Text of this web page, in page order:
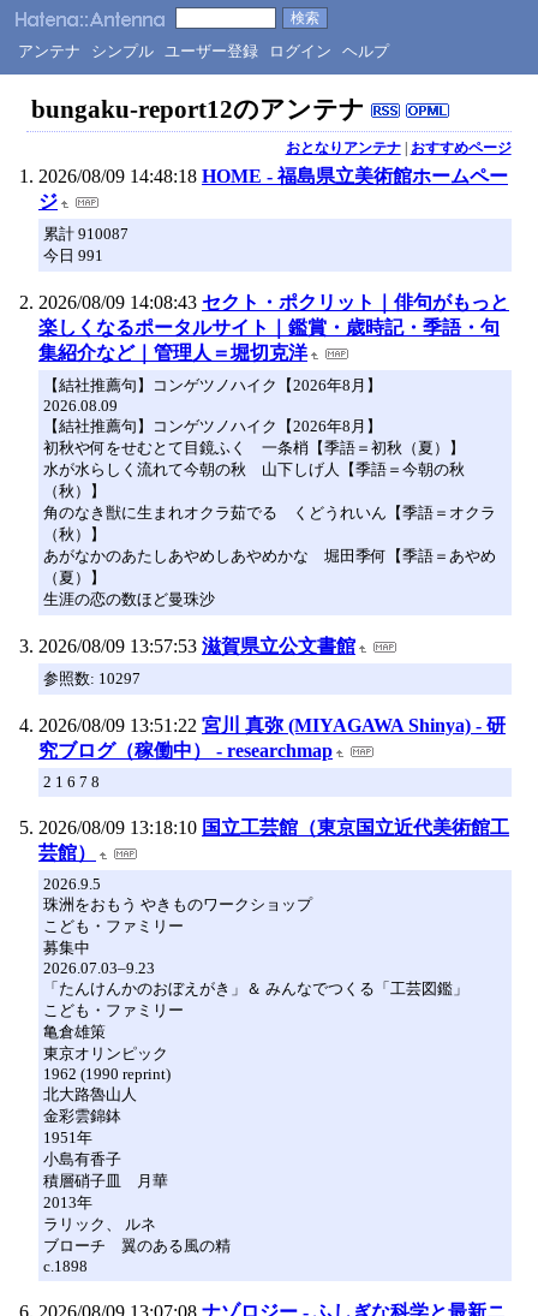
アンテナ シンプル ユーザー登録 ログイン ヘルプ
bungaku-report12のアンテナ
おとなりアンテナ| おすすめページ
2026/08/09 14:48:18 HOME - 福島県立美術館ホームペー
ジ
累計 910087
今日 991
2026/08/09 14:08:43 セクト・ポクリット｜俳句がもっと
楽しくなるポータルサイト｜鑑賞・歳時記・季語・句
集紹介など｜管理人＝堀切克洋
【結社推薦句】コンゲツノハイク【2026年8月】
2026.08.09
【結社推薦句】コンゲツノハイク【2026年8月】
初秋や何をせむとて目鏡ふく 一条梢【季語＝初秋（夏）】
水が水らしく流れて今朝の秋 山下しげ人【季語＝今朝の秋
（秋）】
角のなき獣に生まれオクラ茹でる くどうれいん【季語＝オクラ
（秋）】
あがなかのあたしあやめしあやめかな 堀田季何【季語＝あやめ
（夏）】
生涯の恋の数ほど曼珠沙
2026/08/09 13:57:53 滋賀県立公文書館
参照数: 10297
2026/08/09 13:51:22 宮川 真弥 (MIYAGAWA Shinya) - 研
究ブログ（稼働中） - researchmap
2 1 6 7 8
2026/08/09 13:18:10 国立工芸館（東京国立近代美術館工
芸館）
2026.9.5
珠洲をおもう やきものワークショップ
こども・ファミリー
募集中
2026.07.03–9.23
「たんけんかのおぼえがき」＆ みんなでつくる「工芸図鑑」
こども・ファミリー
亀倉雄策
東京オリンピック
1962 (1990 reprint)
北大路魯山人
金彩雲錦鉢
1951年
小島有香子
積層硝子皿 月華
2013年
ラリック、 ルネ
ブローチ 翼のある風の精
c.1898
2026/08/09 13:07:08 ナゾロジー - ふしぎな科学と最新ニ